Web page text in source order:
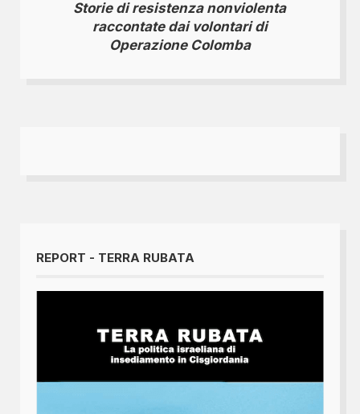
Storie di resistenza nonviolenta
raccontate dai volontari di
Operazione Colomba
REPORT - TERRA RUBATA